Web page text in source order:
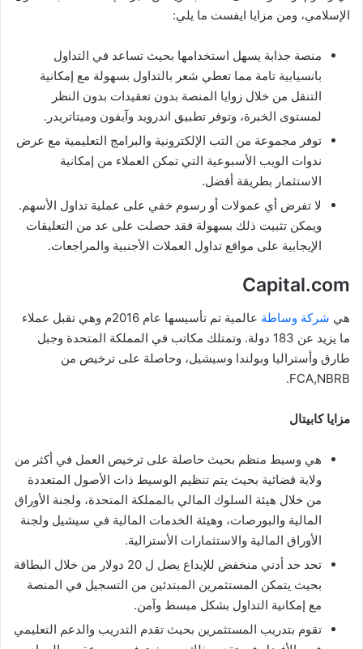
الإسلامي، ومن مزايا ايفست ما يلي:
منصة جذابة يسهل استخدامها بحيث تساعد في التداول
بانسيابية تامة مما تعطي شعر بالتداول بسهولة مع إمكانية
التنقل من خلال زوايا المنصة بدون تعقيدات بدون النظر
لمستوى الخبرة، وتوفر تطبيق اندرويد وآيفون وميتاتريدر.
توفر مجموعة من التب الإلكترونية والبرامج التعليمية مع عرض
ندوات الويب الأسبوعية التي تمكن العملاء من إمكانية
الاستثمار بطريقة أفضل.
لا تفرض أي عمولات أو رسوم خفي على عملية تداول الأسهم.
ويمكن تثبيت ذلك بسهولة فقد حصلت على عد من التعليقات
الإيجابية على مواقع تداول العملات الأجنبية والمراجعات.
Capital.com
هي شركة وساطة
عالمية تم تأسيسها عام 2016م وهي تقبل عملاء
ما يزيد عن 183 دولة. وتمتلك مكاتب في المملكة المتحدة وجبل
طارق وأستراليا وبولندا وسيشيل، وحاصلة على ترخيص من
FCA,NBRB.
مزايا كابيتال
هي وسيط منظم بحيث حاصلة على ترخيص العمل في أكثر من
ولاية قضائية بحيث يتم تنظيم الوسيط ذات الأصول المتعددة
من خلال هيئة السلوك المالي بالمملكة المتحدة، ولجنة الأوراق
المالية والبورصات، وهيئة الخدمات المالية في سيشيل ولجنة
الأوراق المالية والاستثمارات الأسترالية.
تحد حد أدني منخفض للإيداع يصل ل 20 دولار من خلال البطاقة
بحيث يتمكن المستثمرين المبتدئين من التسجيل في المنصة
مع إمكانية التداول بشكل مبسط وآمن.
تقوم بتدريب المستثمرين بحيث تقدم التدريب والدعم التعليمي